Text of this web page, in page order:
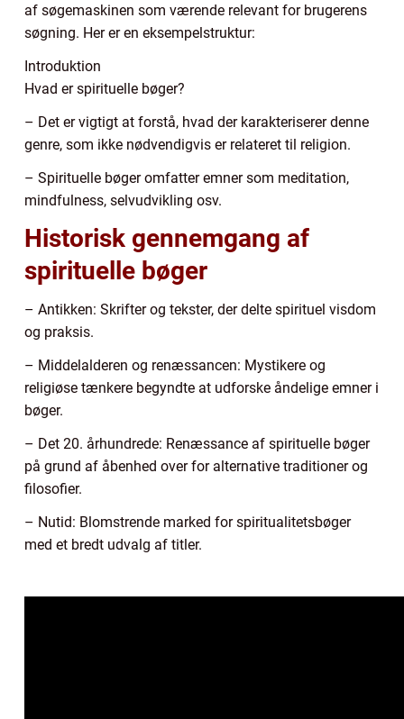
af søgemaskinen som værende relevant for brugerens
søgning. Her er en eksempelstruktur:
Introduktion
Hvad er spirituelle bøger?
– Det er vigtigt at forstå, hvad der karakteriserer denne
genre, som ikke nødvendigvis er relateret til religion.
– Spirituelle bøger omfatter emner som meditation,
mindfulness, selvudvikling osv.
Historisk gennemgang af
spirituelle bøger
– Antikken: Skrifter og tekster, der delte spirituel visdom
og praksis.
– Middelalderen og renæssancen: Mystikere og
religiøse tænkere begyndte at udforske åndelige emner i
bøger.
– Det 20. århundrede: Renæssance af spirituelle bøger
på grund af åbenhed over for alternative traditioner og
filosofier.
– Nutid: Blomstrende marked for spiritualitetsbøger
med et bredt udvalg af titler.